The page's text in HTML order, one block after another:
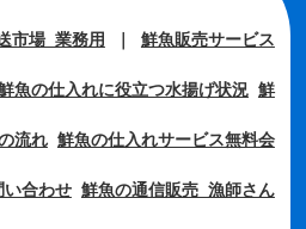
市場 業務用 鮮魚販売サービス
魚の仕入れに役立つ水揚げ状況 鮮
流れ 鮮魚の仕入れサービス無料会
い合わせ 鮮魚の通信販売 漁師さん